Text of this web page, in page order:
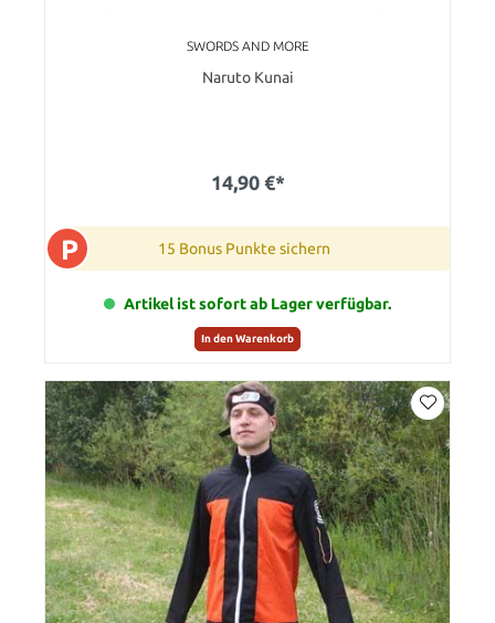
SWORDS AND MORE
Naruto Kunai
14,90 €*
P 15 Bonus Punkte sichern
Artikel ist sofort ab Lager verfügbar.
In den Warenkorb